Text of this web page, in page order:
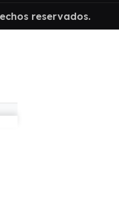
reservados.